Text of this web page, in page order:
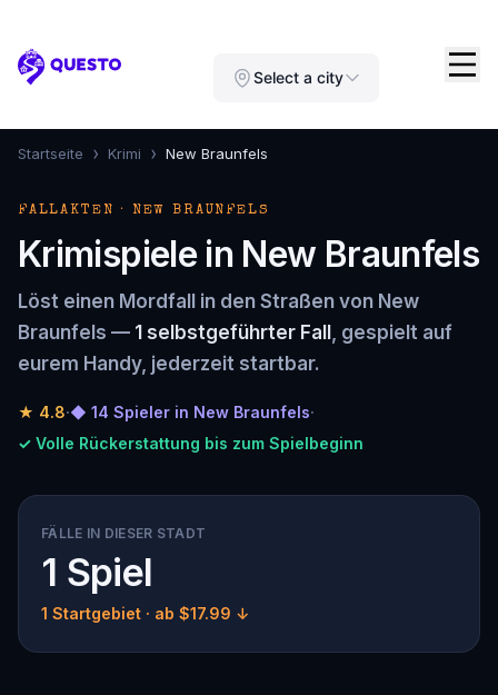
Questo Select a city
Startseite › Krimi › New Braunfels
FALLAKTEN · NEW BRAUNFELS
Krimispiele in New Braunfels
Löst einen Mordfall in den Straßen von New
Braunfels — 1 selbstgeführter Fall , gespielt auf
eurem Handy, jederzeit startbar.
★ 4.8·◆ 14 Spieler in New Braunfels·
✓ Volle Rückerstattung bis zum Spielbeginn
FÄLLE IN DIESER STADT
1 Spiel
1 Startgebiet · ab $17.99 ↓